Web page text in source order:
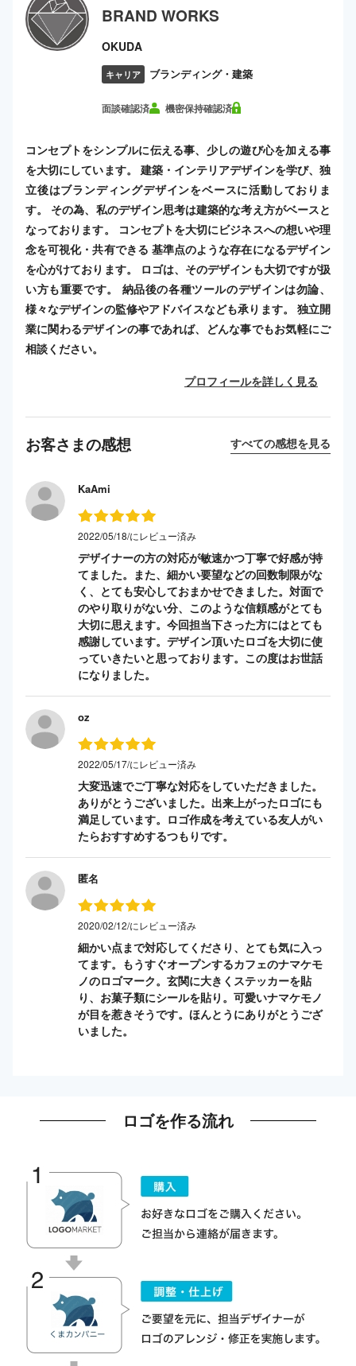
BRAND WORKS
OKUDA
キャリア ブランディング・建築
面談確認済 機密保持確認済
コンセプトをシンプルに伝える事、少しの遊び心を加える事
を大切にしています。 建築・インテリアデザインを学び、独
立後はブランディングデザインをベースに活動しておりま
す。 その為、私のデザイン思考は建築的な考え方がベースと
なっております。 コンセプトを大切にビジネスへの想いや理
念を可視化・共有できる 基準点のような存在になるデザイン
を心がけております。 ロゴは、そのデザインも大切ですが扱
い方も重要です。 納品後の各種ツールのデザインは勿論、
様々なデザインの監修やアドバイスなども承ります。 独立開
業に関わるデザインの事であれば、どんな事でもお気軽にご
相談ください。
プロフィールを詳しく見る
お客さまの感想 すべての感想を見る
KaAmi
2022/05/18/にレビュー済み
デザイナーの方の対応が敏速かつ丁寧で好感が持
てました。また、細かい要望などの回数制限がな
く、とても安心しておまかせできました。対面で
のやり取りがない分、このような信頼感がとても
大切に思えます。今回担当下さった方にはとても
感謝しています。デザイン頂いたロゴを大切に使
っていきたいと思っております。この度はお世話
になりました。
oz
2022/05/17/にレビュー済み
大変迅速でご丁寧な対応をしていただきました。
ありがとうございました。出来上がったロゴにも
満足しています。ロゴ作成を考えている友人がい
たらおすすめするつもりです。
匿名
2020/02/12/にレビュー済み
細かい点まで対応してくださり、とても気に入っ
てます。もうすぐオープンするカフェのナマケモ
ノのロゴマーク。玄関に大きくステッカーを貼
り、お菓子類にシールを貼り。可愛いナマケモノ
が目を惹きそうです。ほんとうにありがとうござ
いました。
ロゴを作る流れ